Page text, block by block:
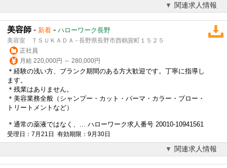
関連求人情報
美容師 - 新着 - ハローワーク長野
美容室 ＴＳＵＫＡＤＡ - 長野県長野市西鶴賀町１５２５
正社員
月給 220,000円 ～ 280,000円
＊経験の浅い方、ブランク期間のある方大歓迎です。丁寧に指導し
ます。
＊残業はありません。
＊美容業務全般（シャンプー・カット・パーマ・カラー・ブロー・
トリートメントなど）
＊通常の薬液ではなく、... ハローワーク求人番号 20010-10941561
受理日：7月21日 有効期限：9月30日
関連求人情報